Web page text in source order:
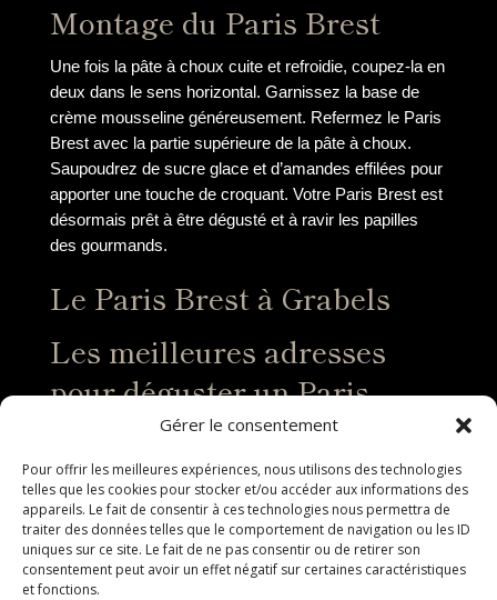
Gérer le consentement
Pour offrir les meilleures expériences, nous utilisons des technologies
telles que les cookies pour stocker et/ou accéder aux informations des
appareils. Le fait de consentir à ces technologies nous permettra de
traiter des données telles que le comportement de navigation ou les ID
uniques sur ce site. Le fait de ne pas consentir ou de retirer son
consentement peut avoir un effet négatif sur certaines caractéristiques
et fonctions.
Montage du Paris Brest
Une fois la pâte à choux cuite et refroidie, coupez-la en
deux dans le sens horizontal. Garnissez la base de
crème mousseline généreusement. Refermez le Paris
Brest avec la partie supérieure de la pâte à choux.
Saupoudrez de sucre glace et d’amandes effilées pour
apporter une touche de croquant. Votre Paris Brest est
désormais prêt à être dégusté et à ravir les papilles
des gourmands.
Le Paris Brest à Grabels
Les meilleures adresses
pour déguster un Paris
Brest à Grabels
Si vous êtes de passage à Grabels et que vous
souhaitez déguster un délicieux Paris Brest, vous
trouverez plusieurs adresses incontournables pour
satisfaire vos papilles. Parmi ces adresses, on peut
citer la célèbre pâtisserie « Le Délice de Grabels » qui